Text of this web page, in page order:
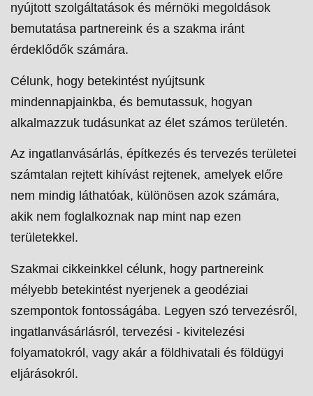
nyújtott szolgáltatások és mérnöki megoldások
bemutatása partnereink és a szakma iránt
érdeklődők számára.
Célunk, hogy betekintést nyújtsunk
mindennapjainkba, és bemutassuk, hogyan
alkalmazzuk tudásunkat az élet számos területén.
Az ingatlanvásárlás, építkezés és tervezés területei
számtalan rejtett kihívást rejtenek, amelyek előre
nem mindig láthatóak, különösen azok számára,
akik nem foglalkoznak nap mint nap ezen
területekkel.
Szakmai cikkeinkkel célunk, hogy partnereink
mélyebb betekintést nyerjenek a geodéziai
szempontok fontosságába. Legyen szó tervezésről,
ingatlanvásárlásról, tervezési - kivitelezési
folyamatokról, vagy akár a földhivatali és földügyi
eljárásokról.